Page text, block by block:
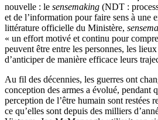
nouvelle : le sensemaking (NDT :
et de l’information pour faire sens à une
littérature officielle du Ministère,
« un effort motivé et continu pour
peuvent être entre les personnes, les
d’anticiper de manière efficace leurs
Au fil des décennies, les guerres ont
conception des armes a évolué, pendant
perception de l’être humain sont restées
ce qu’elles sont depuis des milliers